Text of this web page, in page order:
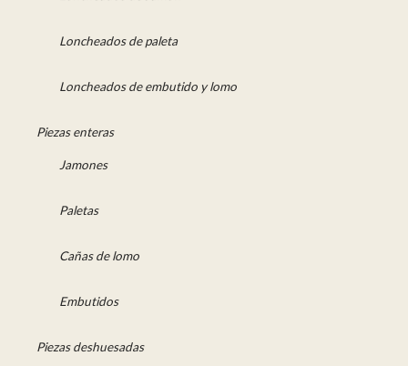
Loncheados de paleta
Loncheados de embutido y lomo
Piezas enteras
Jamones
Paletas
Cañas de lomo
Embutidos
Piezas deshuesadas